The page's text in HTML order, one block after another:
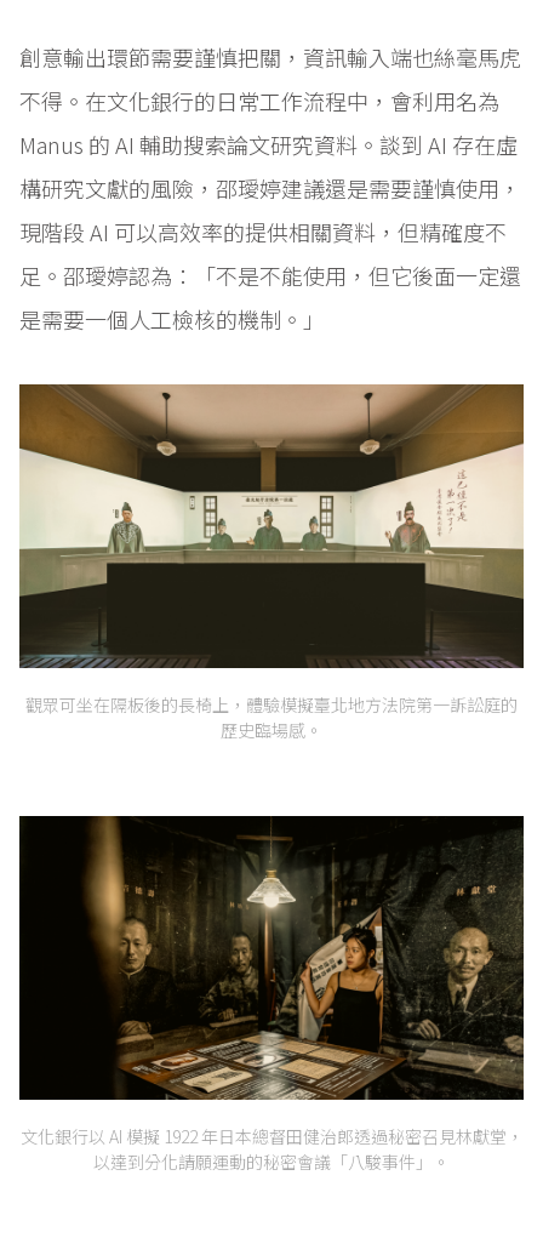
創意輸出環節需要謹慎把關，資訊輸入端也絲毫馬虎
不得。在文化銀行的日常工作流程中，會利用名為
Manus 的 AI 輔助搜索論文研究資料。談到 AI 存在虛
構研究文獻的風險，邵璦婷建議還是需要謹慎使用，
現階段 AI 可以高效率的提供相關資料，但精確度不
足。邵璦婷認為：「不是不能使用，但它後面一定還
是需要一個人工檢核的機制。」
觀眾可坐在隔板後的長椅上，體驗模擬臺北地方法院第一訴訟庭的
歷史臨場感。
文化銀行以 AI 模擬 1922 年日本總督田健治郎透過秘密召見林獻堂，
以達到分化請願運動的秘密會議「八駿事件」。